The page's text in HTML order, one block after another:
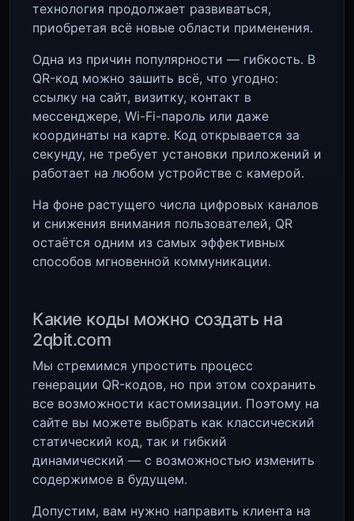
технология продолжает развиваться,
приобретая всё новые области применения.
Одна из причин популярности — гибкость. В
QR-код можно зашить всё, что угодно:
ссылку на сайт, визитку, контакт в
мессенджере, Wi-Fi-пароль или даже
координаты на карте. Код открывается за
секунду, не требует установки приложений и
работает на любом устройстве с камерой.
На фоне растущего числа цифровых каналов
и снижения внимания пользователей, QR
остаётся одним из самых эффективных
способов мгновенной коммуникации.
Какие коды можно создать на
2qbit.com
Мы стремимся упростить процесс
генерации QR-кодов, но при этом сохранить
все возможности кастомизации. Поэтому на
сайте вы можете выбрать как классический
статический код, так и гибкий
динамический — с возможностью изменить
содержимое в будущем.
Допустим, вам нужно направить клиента на